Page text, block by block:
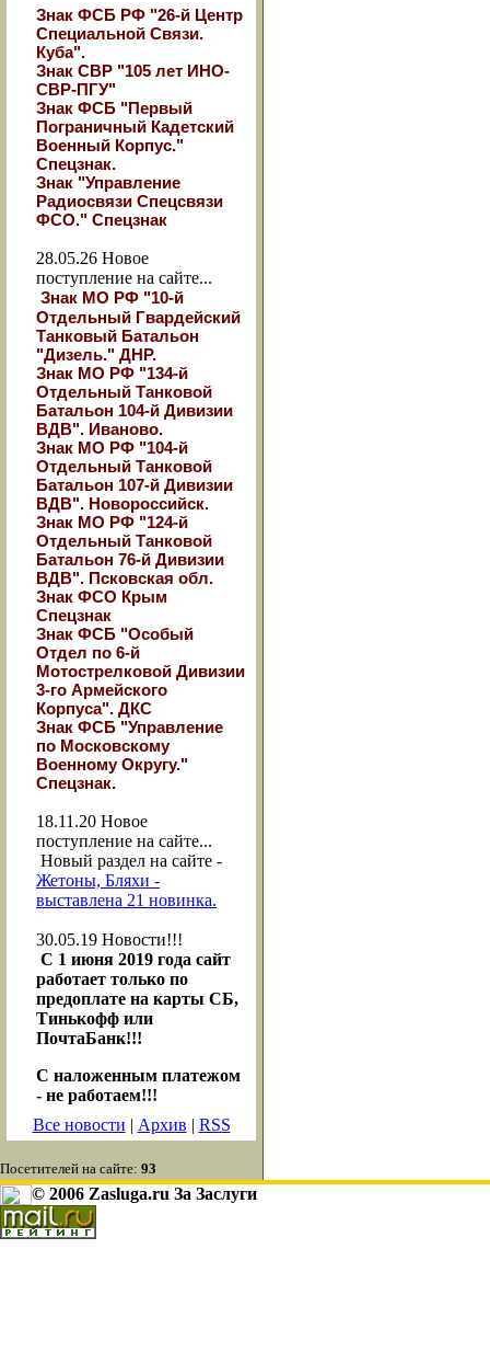
Знак ФСБ РФ "26-й Центр
Специальной Связи.
Куба".
Знак СВР "105 лет ИНО-
СВР-ПГУ"
Знак ФСБ "Первый
Пограничный Кадетский
Военный Корпус."
Спецзнак.
Знак "Управление
Радиосвязи Спецсвязи
ФСО." Спецзнак
28.05.26 Новое
поступление на сайте...
Знак МО РФ "10-й
Отдельный Гвардейский
Танковый Батальон
"Дизель." ДНР.
Знак МО РФ "134-й
Отдельный Танковой
Батальон 104-й Дивизии
ВДВ". Иваново.
Знак МО РФ "104-й
Отдельный Танковой
Батальон 107-й Дивизии
ВДВ". Новороссийск.
Знак МО РФ "124-й
Отдельный Танковой
Батальон 76-й Дивизии
ВДВ". Псковская обл.
Знак ФСО Крым
Спецзнак
Знак ФСБ "Особый
Отдел по 6-й
Мотострелковой Дивизии
3-го Армейского
Корпуса". ДКС
Знак ФСБ "Управление
по Московскому
Военному Округу."
Спецзнак.
18.11.20 Новое
поступление на сайте...
Новый раздел на сайте -
Жетоны, Бляхи -
выставлена 21 новинка.
30.05.19 Новости!!!
С 1 июня 2019 года сайт
работает только по
предоплате на карты СБ,
Тинькофф или
ПочтаБанк!!!
С наложенным платежом
- не работаем!!!
Все новости | Архив | RSS
Посетителей на сайте: 93
© 2006 Zasluga.ru За Заслуги